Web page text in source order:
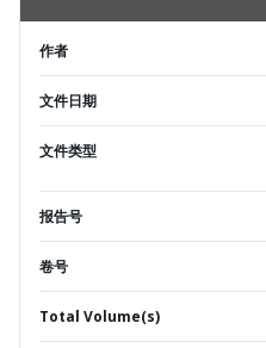
作者
文件日期
文件类型
报告号
卷号
Total Volume(s)